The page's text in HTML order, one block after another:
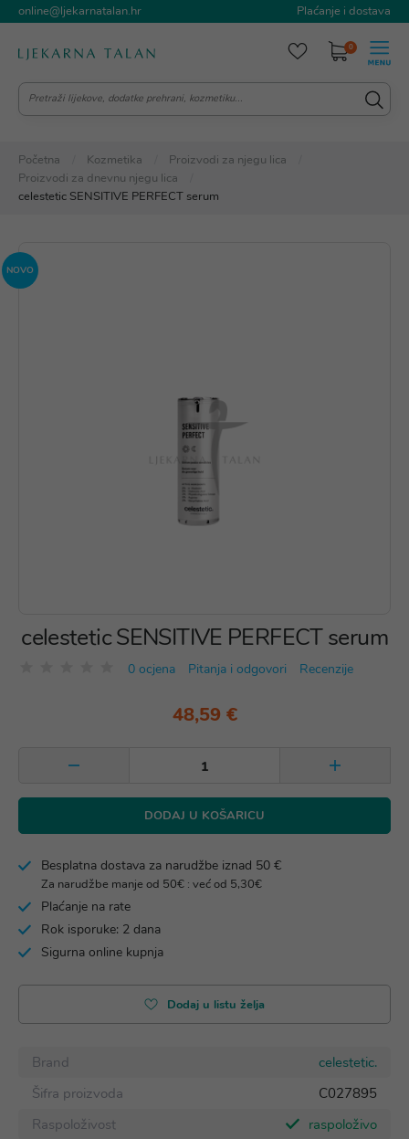
online@ljekarnatalan.hr Plaćanje i dostava
0
Početna Kozmetika
Proizvodi za njegu lica
Proizvodi za dnevnu njegu lica
celestetic SENSITIVE PERFECT serum
NOVO
celestetic SENSITIVE PERFECT serum
0 ocjena Pitanja i odgovori Recenzije
48,59 €
DODAJ U KOŠARICU
Besplatna dostava za narudžbe iznad 50 €
Za narudžbe manje od 50€ : već od 5,30€
Plaćanje na rate
Rok isporuke: 2 dana
Sigurna online kupnja
Dodaj u listu želja
Brand
celestetic.
Šifra proizvoda
C027895
Raspoloživost
raspoloživo